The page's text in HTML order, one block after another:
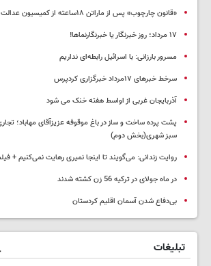
«قانون چارچوب» پس از ماراتن ۱۸ساعته از کمیسیون عدالت گذشت
١٧ مرداد؛ روز خبرنگار یا خبرنگارنماها!
مسرور بارزانی: با اسرائیل رابطه‌ای نداریم
سرخط خبرهای ۱۷مرداد خبرگزاری کردپرس
آذربایجان غربی از اواسط هفته خنک می شود
پشت پرده ساخت و ساز در باغ موقوفه عزیزآقای مهاباد؛
سبز شهری(بخش دوم)
روایت زندانی: می‌گویند تا اینجا نمیری رهایت نمی‌کنیم +
در ماه جولای در ترکیه 56 زن کشته شدند
بی‌دفاع شدن آسمان اقلیم کردستان
تبلیغات